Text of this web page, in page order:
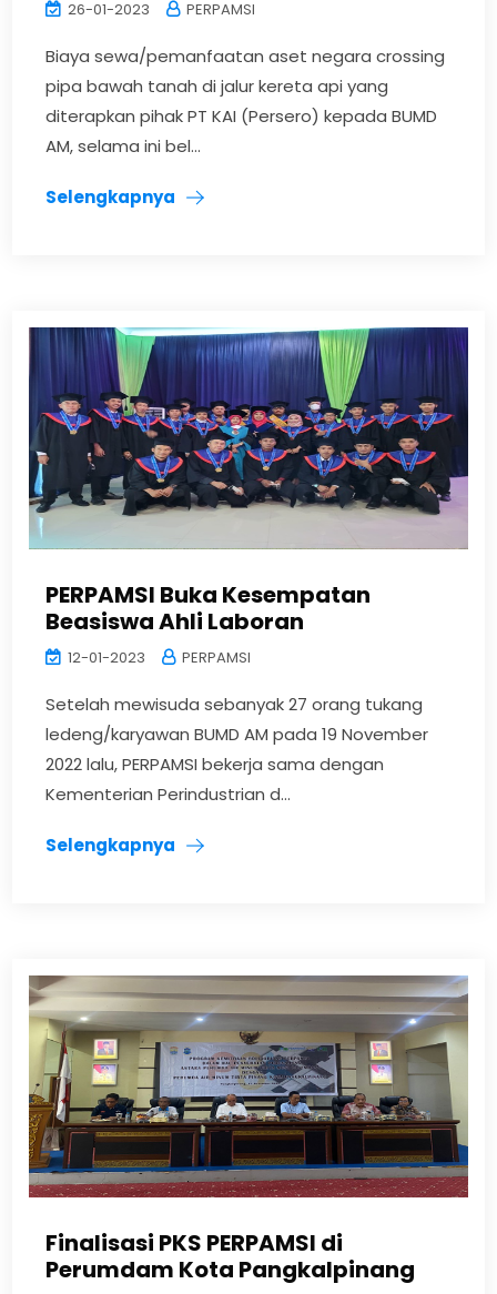
26-01-2023 PERPAMSI
Biaya sewa/pemanfaatan aset negara crossing
pipa bawah tanah di jalur kereta api yang
diterapkan pihak PT KAI (Persero) kepada BUMD
AM, selama ini bel...
Selengkapnya
PERPAMSI Buka Kesempatan
Beasiswa Ahli Laboran
12-01-2023 PERPAMSI
Setelah mewisuda sebanyak 27 orang tukang
ledeng/karyawan BUMD AM pada 19 November
2022 lalu, PERPAMSI bekerja sama dengan
Kementerian Perindustrian d...
Selengkapnya
Finalisasi PKS PERPAMSI di
Perumdam Kota Pangkalpinang